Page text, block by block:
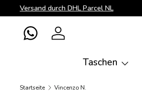
Direkt zum Inhalt
Versand durch DHL Parcel NL
WhatsAppEinloggen
Taschen
Startseite Vincenzo N.